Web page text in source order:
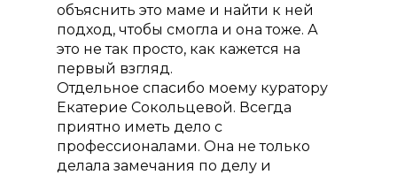
объяснить это маме и найти к ней
подход, чтобы смогла и она тоже. А
это не так просто, как кажется на
первый взгляд.
Отдельное спасибо моему куратору
Екатерие Сокольцевой. Всегда
приятно иметь дело с
профессионалами. Она не только
делала замечания по делу и
Курсы
Курс «Консультант
грудному
Курс «Помощь и
в родах (Доула)»
Курс «Консультант
прикорму»
Преподаватели
Акции
Контакты